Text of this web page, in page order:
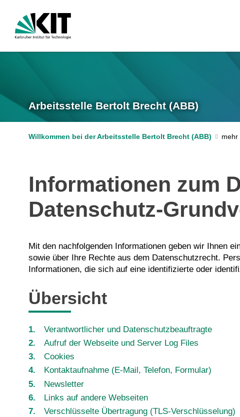
Arbeitsstelle Bertolt Brecht (ABB)
Willkommen bei der Arbeitsstelle Bertolt Brecht (ABB)
Informationen zum
Datenschutz-
Mit den nachfolgenden Informationen geben wir Ihnen
sowie über Ihre Rechte aus dem Datenschutzrecht.
Informationen, die sich auf eine identifizierte oder
Übersicht
Verantwortlicher und Datenschutzbeauftragte
Aufruf der Webseite und Server Log Files
Cookies
Kontaktaufnahme (E-Mail, Telefon, Formular)
Newsletter
Links auf andere Webseiten
Verschlüsselte Übertragung (TLS-Verschlüsselung)